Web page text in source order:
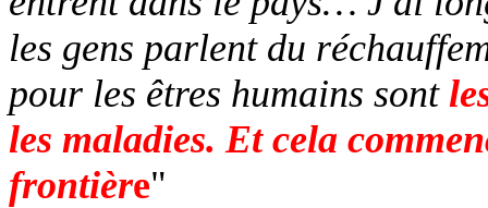
les gens parlent du
pour les êtres humains sont
les maladies. Et cela
frontière"